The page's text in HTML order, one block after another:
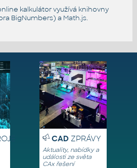
kalkulátor využívá knihovny
BigNumbers) a Math.js.
CADZPRÁVY
Aktuality, nabídky a
události ze světa
CAx řešení